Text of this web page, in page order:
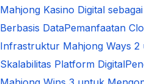
Mahjong Kasino Digital
Berbasis DataPemanfaatan
Infrastruktur Mahjong Ways
Skalabilitas Platform Digital